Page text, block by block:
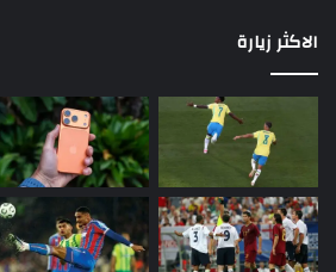
الاكثر زيارة